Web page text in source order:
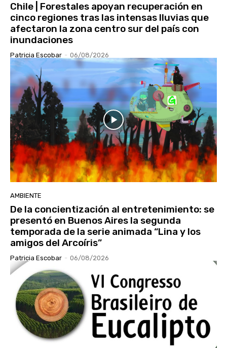
Chile | Forestales apoyan recuperación en
cinco regiones tras las intensas lluvias que
afectaron la zona centro sur del país con
inundaciones
Patricia Escobar - 06/08/2026
AMBIENTE
De la concientización al entretenimiento: se
presentó en Buenos Aires la segunda
temporada de la serie animada “Lina y los
amigos del Arcoíris”
Patricia Escobar - 06/08/2026